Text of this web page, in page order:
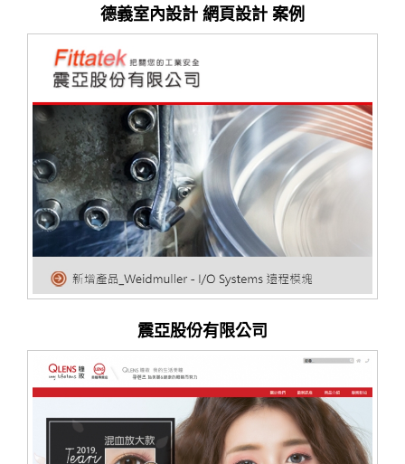
德義室內設計 網頁設計 案例
震亞股份有限公司